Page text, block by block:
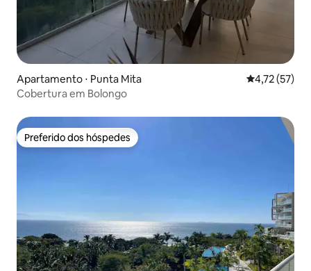
Apartamento ⋅ Punta Mita 4,72 de uma
4,72 (57)
Cobertura em Bolongo
Preferido dos hóspedes
Preferido dos hóspedes